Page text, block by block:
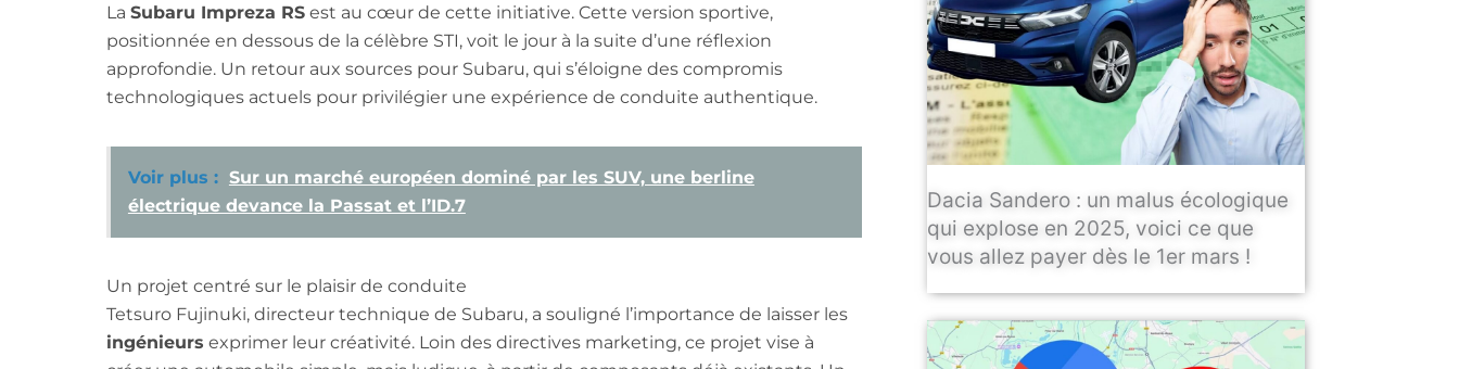
La Subaru Impreza RSest au cœur de cette initiative. Cette version sportive,
positionnée en dessous de la célèbre STI, voit le jour à la suite d’une réflexion
approfondie. Un retour aux sources pour Subaru, qui s’éloigne des compromis
technologiques actuels pour privilégier une expérience de conduite authentique.
Voir plus : Sur un marché européen dominé par les SUV, une berline
électrique devance la Passat et l’ID.7
Un projet centré sur le plaisir de conduite
Tetsuro Fujinuki, directeur technique de Subaru, a souligné l’importance de laisser les
ingénieurs exprimer leur créativité. Loin des directives marketing, ce projet vise à
Dacia Sandero : un malus écologique
qui explose en 2025, voici ce que
vous allez payer dès le 1er mars !